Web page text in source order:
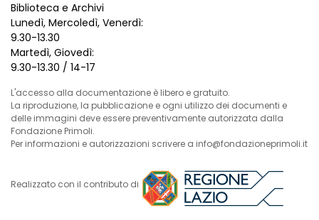
Biblioteca e Archivi
Lunedì, Mercoledì, Venerdì:
9.30-13.30
Martedì, Giovedì:
9.30-13.30 / 14-17
L'accesso alla documentazione è libero e gratuito.
La riproduzione, la pubblicazione e ogni utilizzo dei documenti e
delle immagini deve essere preventivamente autorizzata dalla
Fondazione Primoli.
Per informazioni e autorizzazioni scrivere a info@fondazioneprimoli.it
Realizzato con il contributo di